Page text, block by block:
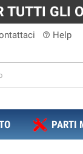
GLI
help_outline Help
PARTI